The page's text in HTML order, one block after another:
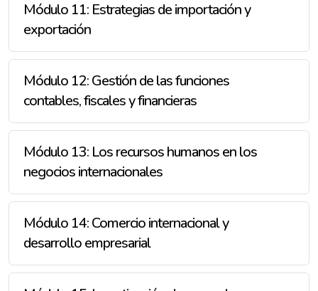
Módulo 11: Estrategias de importación y
exportación
Módulo 12: Gestión de las funciones
contables, fiscales y financieras
Módulo 13: Los recursos humanos en los
negocios internacionales
Módulo 14: Comercio internacional y
desarrollo empresarial